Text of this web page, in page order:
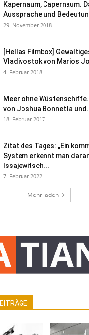
Kapernaum, Capernaum.
Aussprache und
29. November 2018
[Hellas Filmbox]
Vladivostok von Marios
4. Februar 2018
Meer ohne Wüstenschiffe.
von Joshua Bonnetta
18. Februar 2017
Zitat des Tages: „Ein
System erkennt man
Issajewitsch...
7. Februar 2022
Mehr laden